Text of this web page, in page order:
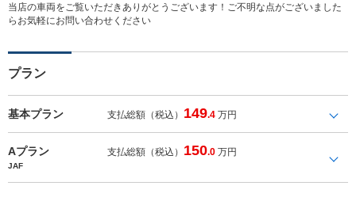
当店の車両をご覧いただきありがとうございます！ご不明な点がございました
らお気軽にお問い合わせください
プラン
基本プラン 支払総額（税込） 149.4 万円
Aプラン 支払総額（税込） 150.0 万円
JAF